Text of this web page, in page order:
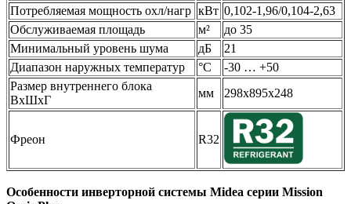
Потребляемая мощность охл/нагр кВт 0,102-1,96/0,104-2,63
Обслуживаемая площадь
м²
до 35
Минимальный уровень шума
дБ
21
Диапазон наружных температур
°C
-30 … +50
Размер внутреннего блока
ВхШхГ
мм 298x895x248
Фреон R32
Особенности инверторной системы Midea серии Mission